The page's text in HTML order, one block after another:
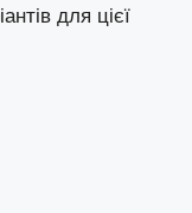
для цієї